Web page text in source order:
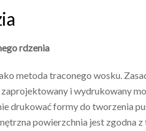
rdzenia
metoda traconego wosku.
i wydrukowany
drukować formy do tworzenia
powierzchnia jest zgodna